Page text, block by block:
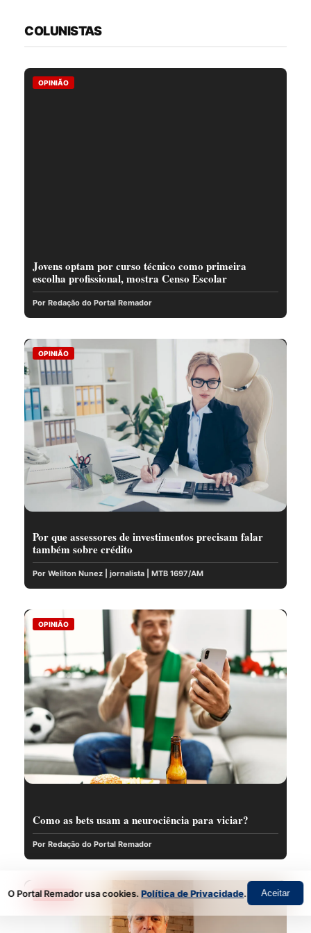
COLUNISTAS
OPINIÃO
Jovens optam por curso técnico como primeira
escolha profissional, mostra Censo Escolar
Por Redação do Portal Remador
OPINIÃO
Por que assessores de investimentos precisam falar
também sobre crédito
Por Weliton Nunez | jornalista | MTB 1697/AM
OPINIÃO
Como as bets usam a neurociência para viciar?
Por Redação do Portal Remador
OPINIÃO
O Portal Remador usa cookies.Política de Privacidade. Aceitar